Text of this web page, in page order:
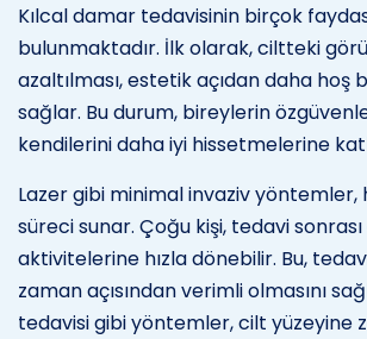
Kılcal damar tedavisinin birçok
bulunmaktadır. İlk olarak, ciltteki
azaltılması, estetik açıdan daha hoş
sağlar. Bu durum, bireylerin
kendilerini daha iyi hissetmelerine
Lazer gibi minimal invaziv yöntemler,
süreci sunar. Çoğu kişi, tedavi
aktivitelerine hızla dönebilir. Bu,
zaman açısından verimli olmasını
tedavisi gibi yöntemler, cilt yüzeyine